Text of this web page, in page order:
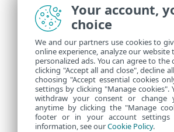
Your account,
choice
We and our partners use cookies to
online experience, analyze our
personalized ads. You can agree to
clicking "Accept all and close", decline
choosing "Accept essential cookies
settings by clicking "Manage cookies".
withdraw your consent or change
anytime by clicking the "Manage
footer or in your account settings
information, see ourCookie Policy.